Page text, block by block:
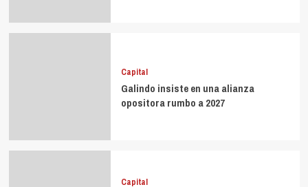
Capital
Galindo insiste en una alianza
opositora rumbo a 2027
Capital